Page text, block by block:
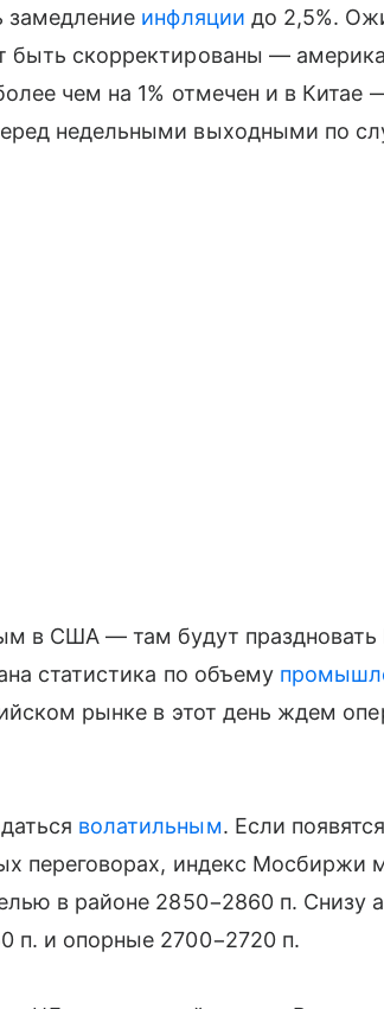
замедление инфляции до 2,5%.
быть скорректированы —
чем на 1% отмечен и в Китае
недельными выходными по
в США — там будут праздновать
статистика по объему
рынке в этот день ждем
волатильным. Если
переговорах, индекс Мосбиржи
в районе 2850−2860 п. Снизу
п. и опорные 2700−2720 п.